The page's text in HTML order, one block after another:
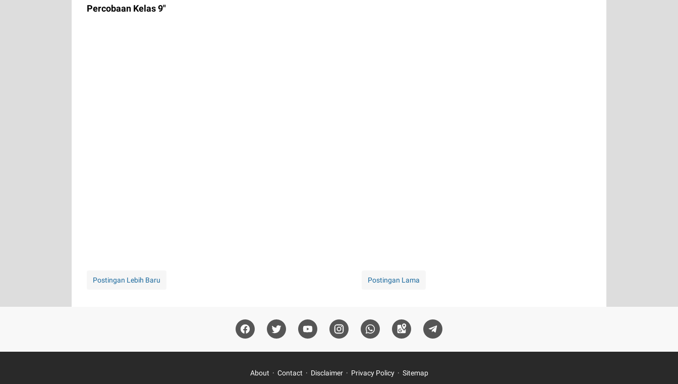
Percobaan Kelas 9"
Postingan Lebih Baru Postingan Lama
About Contact Disclaimer Privacy Policy Sitemap